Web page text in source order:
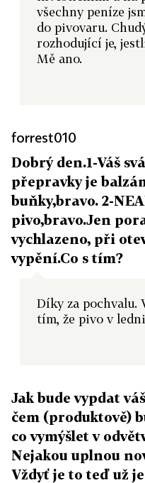
všechny peníze
do pivovaru.
rozhodující je,
Mě ano.
forrest010
Dobrý den.1-Váš
přepravky je
buňky,bravo. 2-
pivo,bravo.Jen
vychlazeno, při
vypění.Co s tím?
Díky za pochvalu.
tím, že pivo v
Jak bude vypdat
čem (produktově)
co vymýšlet v
Nejakou uplnou
Vždyť je to teď už